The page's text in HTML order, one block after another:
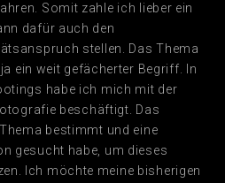
Somit zahle ich lieber ein
dafür auch den
stellen. Das Thema
ein weit gefächerter Begriff. In
habe ich mich mit der
beschäftigt. Das
bestimmt und eine
gesucht habe, um dieses
Ich möchte meine bisherigen